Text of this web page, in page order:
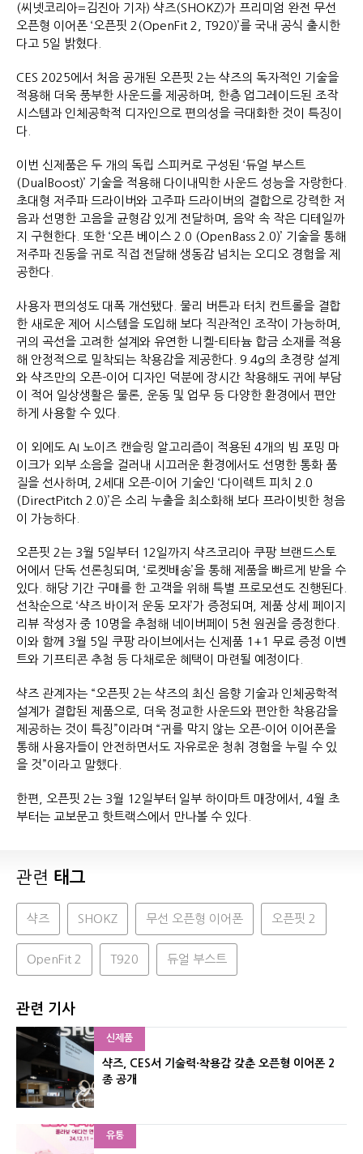
(씨넷코리아=김진아 기자) 샥즈(SHOKZ)가 프리미엄 완전 무선
오픈형 이어폰 ‘오픈핏 2(OpenFit 2, T920)’를 국내 공식 출시한
다고 5일 밝혔다.
CES 2025에서 처음 공개된 오픈핏 2는 샥즈의 독자적인 기술을
적용해 더욱 풍부한 사운드를 제공하며, 한층 업그레이드된 조작
시스템과 인체공학적 디자인으로 편의성을 극대화한 것이 특징이
다.
이번 신제품은 두 개의 독립 스피커로 구성된 ‘듀얼 부스트
(DualBoost)’ 기술을 적용해 다이내믹한 사운드 성능을 자랑한다.
초대형 저주파 드라이버와 고주파 드라이버의 결합으로 강력한 저
음과 선명한 고음을 균형감 있게 전달하며, 음악 속 작은 디테일까
지 구현한다. 또한 ‘오픈 베이스 2.0 (OpenBass 2.0)’ 기술을 통해
저주파 진동을 귀로 직접 전달해 생동감 넘치는 오디오 경험을 제
공한다.
사용자 편의성도 대폭 개선됐다. 물리 버튼과 터치 컨트롤을 결합
한 새로운 제어 시스템을 도입해 보다 직관적인 조작이 가능하며,
귀의 곡선을 고려한 설계와 유연한 니켈-티타늄 합금 소재를 적용
해 안정적으로 밀착되는 착용감을 제공한다. 9.4g의 초경량 설계
와 샥즈만의 오픈-이어 디자인 덕분에 장시간 착용해도 귀에 부담
이 적어 일상생활은 물론, 운동 및 업무 등 다양한 환경에서 편안
하게 사용할 수 있다.
이 외에도 AI 노이즈 캔슬링 알고리즘이 적용된 4개의 빔 포밍 마
이크가 외부 소음을 걸러내 시끄러운 환경에서도 선명한 통화 품
질을 선사하며, 2세대 오픈-이어 기술인 ‘다이렉트 피치 2.0
(DirectPitch 2.0)’은 소리 누출을 최소화해 보다 프라이빗한 청음
이 가능하다.
오픈핏 2는 3월 5일부터 12일까지 샥즈코리아 쿠팡 브랜드스토
어에서 단독 선론칭되며, ‘로켓배송’을 통해 제품을 빠르게 받을 수
있다. 해당 기간 구매를 한 고객을 위해 특별 프로모션도 진행된다.
선착순으로 ‘샥즈 바이저 운동 모자’가 증정되며, 제품 상세 페이지
리뷰 작성자 중 10명을 추첨해 네이버페이 5천 원권을 증정한다.
이와 함께 3월 5일 쿠팡 라이브에서는 신제품 1+1 무료 증정 이벤
트와 기프티콘 추첨 등 다채로운 혜택이 마련될 예정이다.
샥즈 관계자는 “오픈핏 2는 샥즈의 최신 음향 기술과 인체공학적
설계가 결합된 제품으로, 더욱 정교한 사운드와 편안한 착용감을
제공하는 것이 특징”이라며 “귀를 막지 않는 오픈-이어 이어폰을
통해 사용자들이 안전하면서도 자유로운 청취 경험을 누릴 수 있
을 것”이라고 말했다.
한편, 오픈핏 2는 3월 12일부터 일부 하이마트 매장에서, 4월 초
부터는 교보문고 핫트랙스에서 만나볼 수 있다.
관련 태그
샥즈 SHOKZ 무선 오픈형 이어폰 오픈핏 2
OpenFit 2 T920 듀얼 부스트
관련 기사
신제품
샥즈, CES서 기술력·착용감 갖춘 오픈형 이어폰 2
종 공개
유통